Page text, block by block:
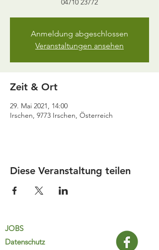
Anmeldung abgeschlossen
Veranstaltungen ansehen
Zeit & Ort
29. Mai 2021, 14:00
Irschen, 9773 Irschen, Österreich
Diese Veranstaltung teilen
JOBS
Datenschutz